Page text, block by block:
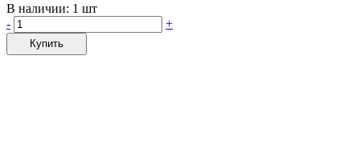
В наличии: 1 шт
-
+
Купить